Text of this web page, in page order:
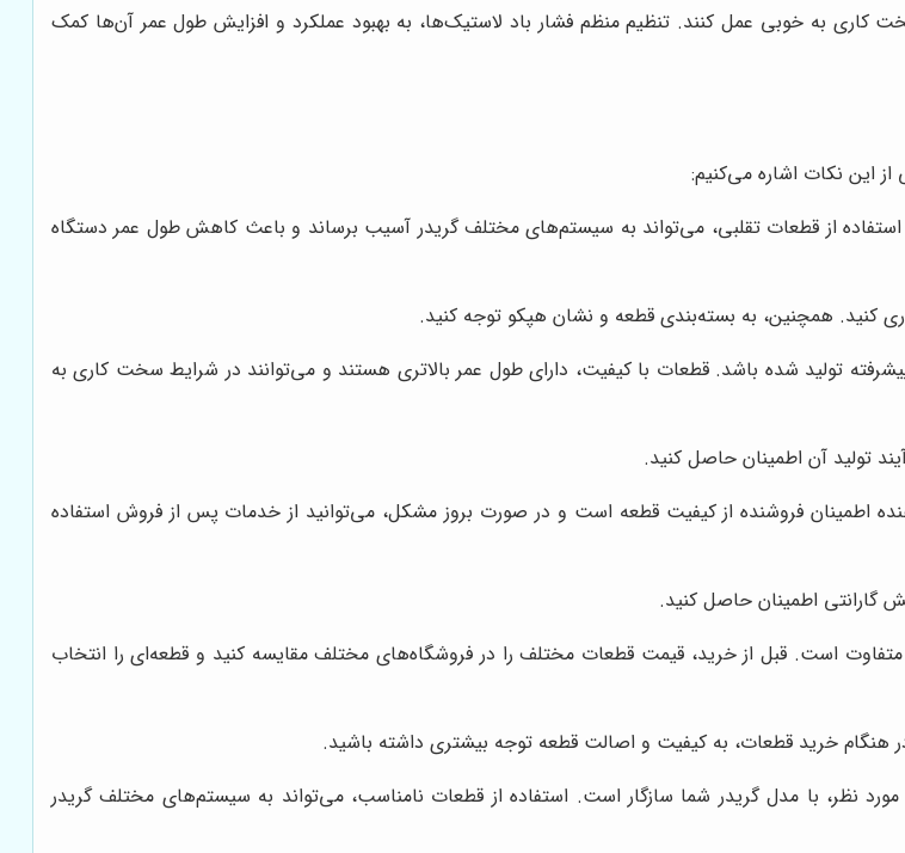
کاری به خوبی عمل کنند. تنظیم منظم فشار باد لاستیک‌ها، به بهبود عملکرد و افزایش طول عمر آن‌ها کمک
این نکات اشاره می‌کنیم:
از قطعات تقلبی، می‌تواند به سیستم‌های مختلف گریدر آسیب برساند و باعث کاهش طول عمر دستگاه
کنید. همچنین، به بسته‌بندی قطعه و نشان هپکو توجه کنید.
پیشرفته تولید شده باشد. قطعات با کیفیت، دارای طول عمر بالاتری هستند و می‌توانند در شرایط سخت کاری به
تولید آن اطمینان حاصل کنید.
اطمینان فروشنده از کیفیت قطعه است و در صورت بروز مشکل، می‌توانید از خدمات پس از فروش استفاده
گارانتی اطمینان حاصل کنید.
است. قبل از خرید، قیمت قطعات مختلف را در فروشگاه‌های مختلف مقایسه کنید و قطعه‌ای را انتخاب
خرید قطعات، به کیفیت و اصالت قطعه توجه بیشتری داشته باشید.
نظر، با مدل گریدر شما سازگار است. استفاده از قطعات نامناسب، می‌تواند به سیستم‌های مختلف گریدر